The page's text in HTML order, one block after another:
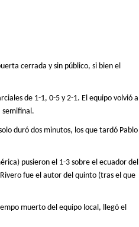
cerrada y sin público, si bien el
de 1-1, 0-5 y2-1. El equipo volvió a
semifinal.
duró dos minutos, los que tardó Pablo
pusieron el 1-3 sobre el ecuador del
fue el autor del quinto (tras el que
muerto del equipo local, llegó el